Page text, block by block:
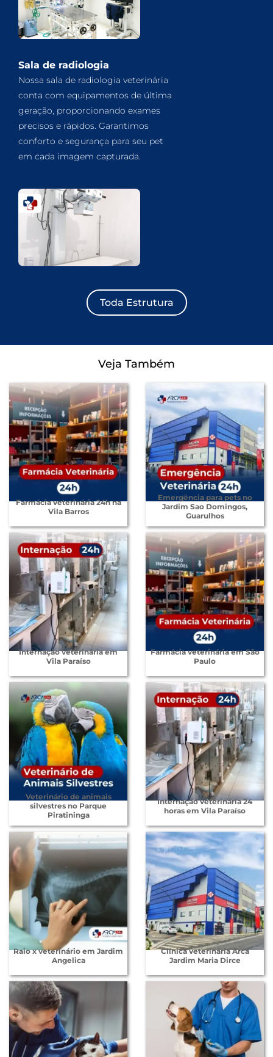
Sala de radiologia
Nossa sala de radiologia veterinária
conta com equipamentos de última
geração, proporcionando exames
precisos e rápidos. Garantimos
conforto e segurança para seu pet
em cada imagem capturada.
Toda Estrutura
Veja Também
Farmácia veterinária 24h na
Vila Barros
Emergência para pets no
Jardim Sao Domingos,
Guarulhos
Internação veterinária em
Vila Paraíso
Farmácia veterinária em São
Paulo
Veterinário de animais
silvestres no Parque
Piratininga
Internação veterinária 24
horas em Vila Paraíso
Raio x veterinário em Jardim
Angelica
Clínica veterinária Arca
Jardim Maria Dirce